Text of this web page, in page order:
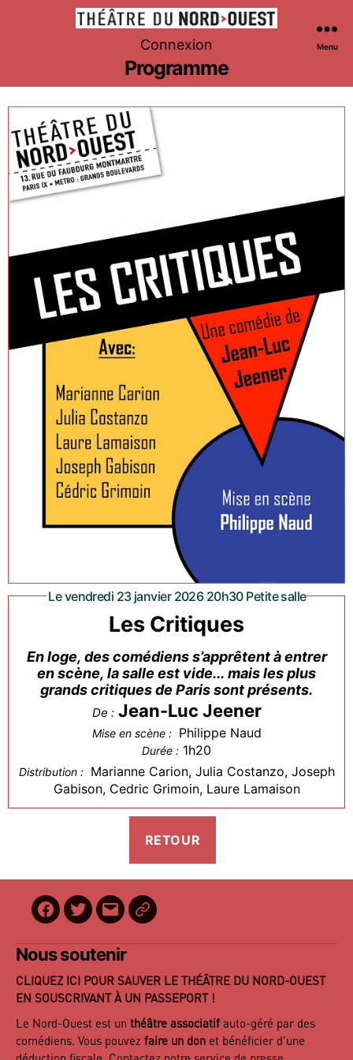
Théâtre
du
Nord-
Ouest
Connexion Menu
Programme
Le vendredi 23 janvier 2026 20h30 Petite salle
Les Critiques
En loge, des comédiens s’apprêtent à entrer
en scène, la salle est vide... mais les plus
grands critiques de Paris sont présents.
De : Jean-Luc Jeener
Mise en scène : Philippe Naud
Durée : 1h20
Distribution : Marianne Carion, Julia Costanzo, Joseph
Gabison, Cedric Grimoin, Laure Lamaison
Facebook
Twitter
E-
mail
BilletReduc
Nous soutenir
CLIQUEZ ICI POUR SAUVER LE THÉÂTRE DU NORD-OUEST
EN SOUSCRIVANT À UN PASSEPORT !
Le Nord-Ouest est un théâtre associatif auto-géré par des
comédiens. Vous pouvez faire un don et bénéficier d’une